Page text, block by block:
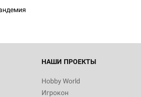
НАШИ ПРОЕКТЫ
Hobby World
Игрокон